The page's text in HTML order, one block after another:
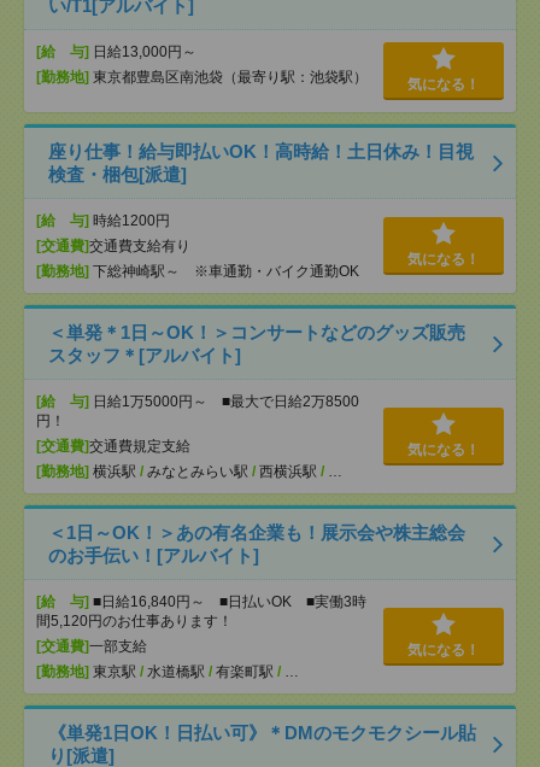
い/T1[アルバイト]
[給 与] 日給13,000円～
[勤務地] 東京都豊島区南池袋（最寄り駅：池袋駅） 気になる！
座り仕事！給与即払いOK！高時給！土日休み！目視
検査・梱包[派遣]
[給 与] 時給1200円
[交通費]交通費支給有り
[勤務地] 下総神崎駅～ ※車通勤・バイク通勤OK
気になる！
＜単発＊1日～OK！＞コンサートなどのグッズ販売
スタッフ＊[アルバイト]
[給 与] 日給1万5000円～ ■最大で日給2万8500
円！
[交通費]交通費規定支給
[勤務地] 横浜駅 / みなとみらい駅 / 西横浜駅 / …
気になる！
＜1日～OK！＞あの有名企業も！展示会や株主総会
のお手伝い！[アルバイト]
[給 与] ■日給16,840円～ ■日払いOK ■実働3時
間5,120円のお仕事あります！
[交通費]一部支給
[勤務地] 東京駅 / 水道橋駅 / 有楽町駅 / …
気になる！
《単発1日OK！日払い可》＊DMのモクモクシール貼
り[派遣]